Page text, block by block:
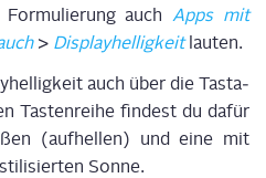
For­mu­lie­rung auchApps mit
> Dis­play­hel­lig­keitlau­ten.
auch über die Tas­ta­
Tas­ten­rei­he fin­destdu dafür
(auf­hel­len) und eine mit
sti­li­sier­ten Sonne.